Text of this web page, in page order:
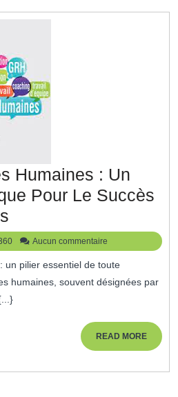
Humaines : Un
Pour Le Succès
Ressources
Humaines
:
Un
Stratégique
training360
Aucun commentaire
humaines, souvent désignées par
READ MOREREAD
MORE